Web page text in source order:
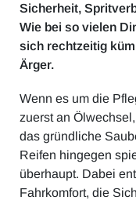
Sicherheit,
Wie bei so vielen
sich rechtzeitig
Ärger.
Wenn es um die
zuerst an
das gründliche
Reifen hingegen
überhaupt. Dabei
Fahrkomfort, die